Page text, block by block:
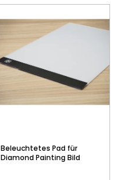
Beleuchtetes Pad für
Diamond Painting Bild